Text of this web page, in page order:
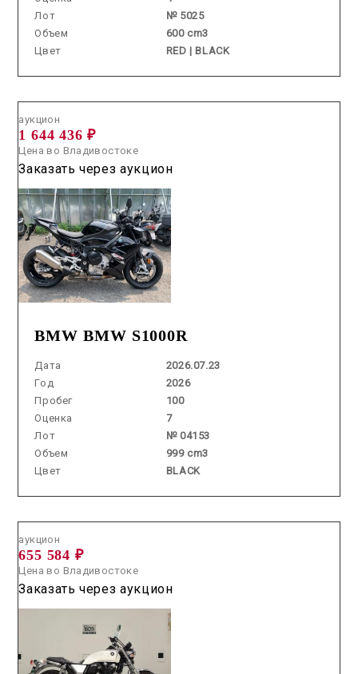
Лот
№ 5025
Объем
600 cm3
Цвет
RED | BLACK
BMW BMW S1000R
Дата
2026.07.23
Год
2026
Пробег
100
Оценка
7
Лот
№ 04153
Объем
999 cm3
Цвет
BLACK
аукцион
1 644 436 ₽
Цена во Владивостоке
Заказать через аукцион
аукцион
655 584 ₽
Цена во Владивостоке
Заказать через аукцион